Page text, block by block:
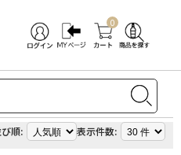
0
順: 表示件数: